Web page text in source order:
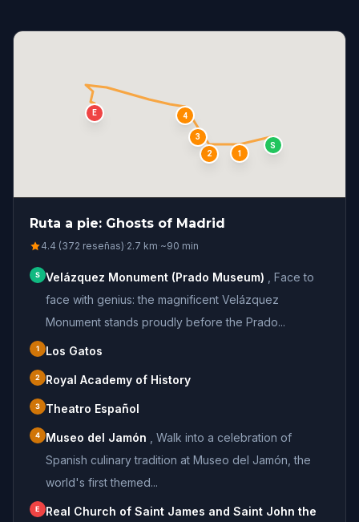
S
1
2
3
4
E
Ruta a pie: Ghosts of Madrid
4.4 (372 reseñas)·2.7 km·~90 min
S Velázquez Monument (Prado Museum)
Face to
face with genius: the magnificent Velázquez
Monument stands proudly before the Prado...
1 Los Gatos
2 Royal Academy of History
3 Theatro Español
4 Museo del Jamón
Walk into a celebration of
Spanish culinary tradition at Museo del Jamón, the
world's first themed...
E
Real Church of Saint James and Saint John the